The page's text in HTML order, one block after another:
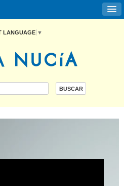
LANGUAGE ▼